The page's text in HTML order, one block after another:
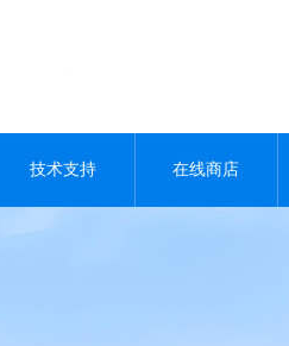
技术支持 在线商店